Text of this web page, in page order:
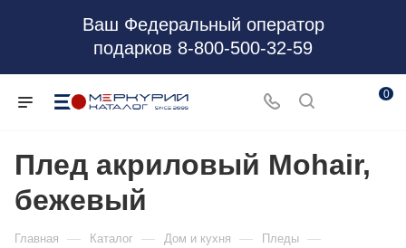
Ваш Федеральный оператор
подарков 8-800-500-32-59
0
Плед акриловый Mohair,
бежевый
Главная — Каталог — Дом и кухня — Пледы —